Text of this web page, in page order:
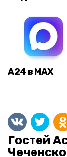
А24 в MAX
Гостей